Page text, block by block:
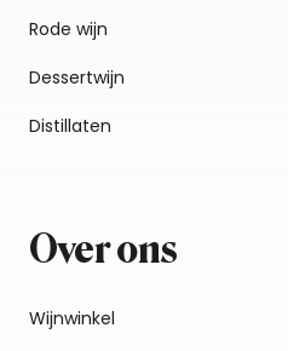
Rode wijn
Dessertwijn
Distillaten
Over ons
Wijnwinkel